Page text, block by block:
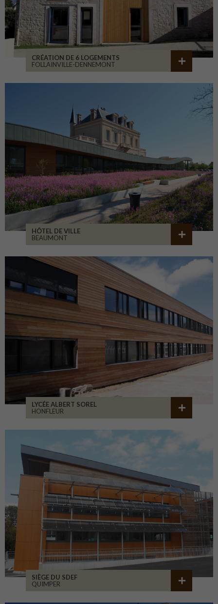
CRÉATION DE 6 LOGEMENTS
FOLLAINVILLE-DENNEMONT
HÔTEL DE VILLE
BEAUMONT
LYCÉE ALBERT SOREL
HONFLEUR
SIÈGE DU SDEF
QUIMPER